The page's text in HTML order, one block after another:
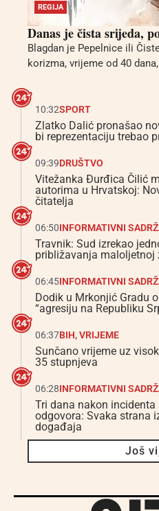
REGIJA
Danas je čista srijeda,
Blagdan je Pepelnice ili
korizma, vrijeme od 40
10:32SPORT
Zlatko Dalić pronašao
bi reprezentaciju trebao
09:39DRUŠTVO
Vitežanka Đurđica Čilić
autorima u Hrvatskoj:
čitatelja
06:50INFORMATIVNI
Travnik: Sud izrekao
približavanja maloljetnoj
06:45INFORMATIVNI
Dodik u Mrkonjić Gradu
“agresiju na Republiku
06:37BIH,VRIJEME
Sunčano vrijeme uz
35 stupnjeva
06:28INFORMATIVNI
Tri dana nakon
odgovora: Svaka strana
događaja
Još